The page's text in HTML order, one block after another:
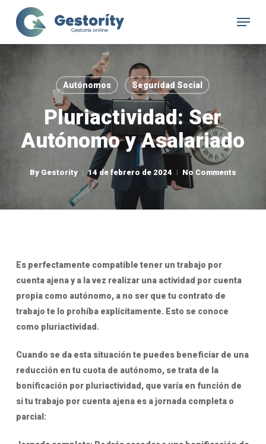
Menu
Autónomos Seguridad Social
Pluriactividad: Ser
Autónomo y Asalariado
By Gestority 14 de febrero de 2024 No Comments
Es perfectamente compatible tener un trabajo por
cuenta ajena y a la vez realizar una actividad por cuenta
propia como autónomo, a no ser que tu contrato de
trabajo te lo prohíba explícitamente. Esto se conoce
como pluriactividad.
Cuando se da esta situación te puedes beneficiar de una
reducción en tu cuota de autónomo, se trata de la
bonificación por pluriactividad, que varía en función de
si tu trabajo por cuenta ajena es a jornada completa o
parcial:
Menu